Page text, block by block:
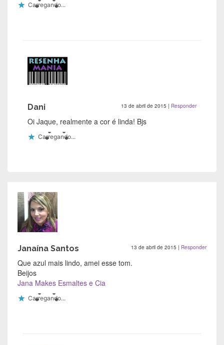
Carregando...
Dani 13 de abril de 2015 | Responder
Oi Jaque, realmente a cor é linda! Bjs
Carregando...
Janaína Santos 13 de abril de 2015 | Responder
Que azul mais lindo, amei esse tom.
Beijos
Jana Makes Esmaltes e Cia
Carregando...